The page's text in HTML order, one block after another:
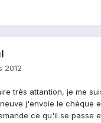
2012
très attantion, je me
j'envoie le chèque
ce qu'il se passe